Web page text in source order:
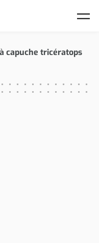
capuche tricératops